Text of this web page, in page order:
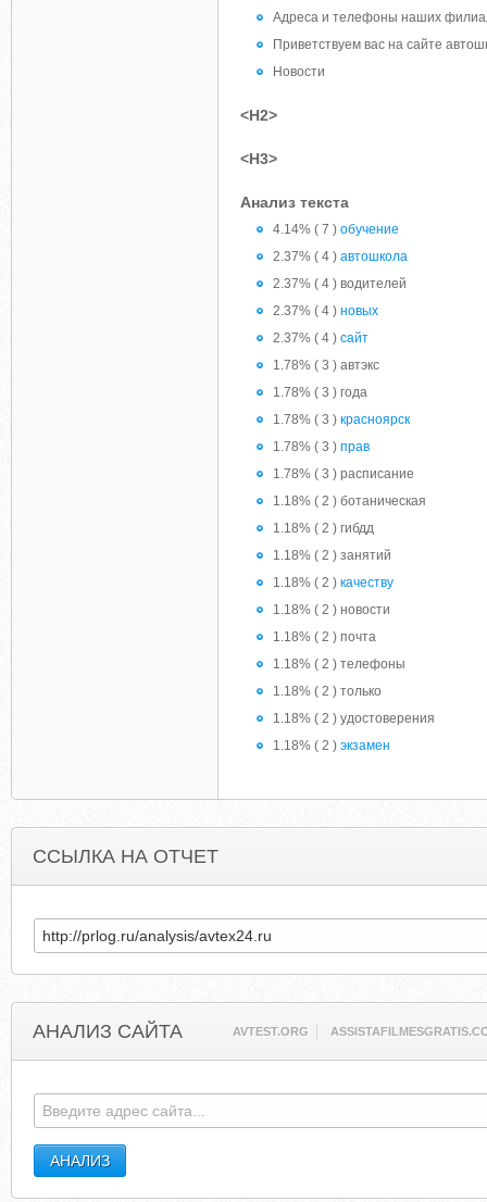
Адреса и телефоны наших
Приветствуем вас на сайте
Новости
<H2>
<H3>
Анализ текста
4.14% ( 7 ) обучение
2.37% ( 4 ) автошкола
2.37% ( 4 ) водителей
2.37% ( 4 ) новых
2.37% ( 4 ) сайт
1.78% ( 3 ) автэкс
1.78% ( 3 ) года
1.78% ( 3 ) красноярск
1.78% ( 3 ) прав
1.78% ( 3 ) расписание
1.18% ( 2 ) ботаническая
1.18% ( 2 ) гибдд
1.18% ( 2 ) занятий
1.18% ( 2 ) качеству
1.18% ( 2 ) новости
1.18% ( 2 ) почта
1.18% ( 2 ) телефоны
1.18% ( 2 ) только
1.18% ( 2 ) удостоверения
1.18% ( 2 ) экзамен
ССЫЛКА НА ОТЧЕТ
АНАЛИЗ САЙТА AVTEST.ORG